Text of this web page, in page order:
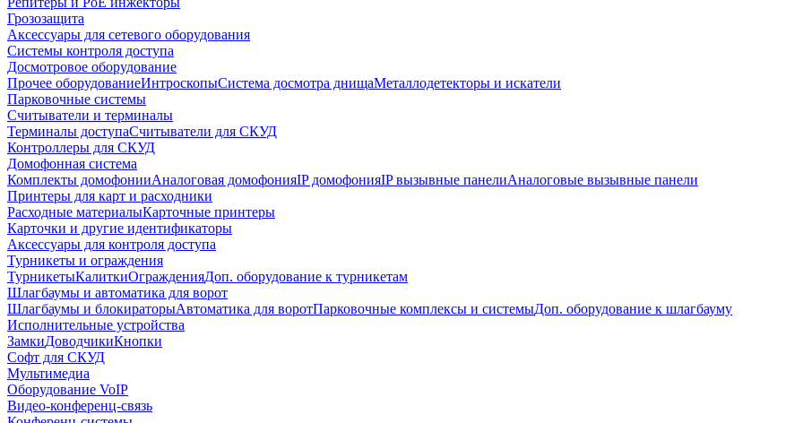
Грозозащита
Аксессуары для сетевого оборудования
Системы контроля доступа
Досмотровое оборудование
Прочее оборудованиеИнтроскопыСистема досмотра днищаМеталлодетекторы и искатели
Парковочные системы
Считыватели и терминалы
Терминалы доступаСчитыватели для СКУД
Контроллеры для СКУД
Домофонная система
Комплекты домофонииАналоговая домофонияIP домофонияIP вызывные панелиАналоговые вызывные панели
Принтеры для карт и расходники
Расходные материалыКарточные принтеры
Карточки и другие идентификаторы
Аксессуары для контроля доступа
Турникеты и ограждения
ТурникетыКалиткиОгражденияДоп. оборудование к турникетам
Шлагбаумы и автоматика для ворот
Шлагбаумы и блокираторыАвтоматика для воротПарковочные комплексы и системыДоп. оборудование к шлагбауму
Исполнительные устройства
ЗамкиДоводчикиКнопки
Софт для СКУД
Мультимедиа
Оборудование VoIP
Видео-конференц-связь